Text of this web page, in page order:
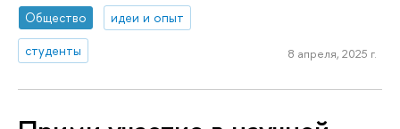
Общество
идеи и опыт
студенты
8 апреля, 2025 г.